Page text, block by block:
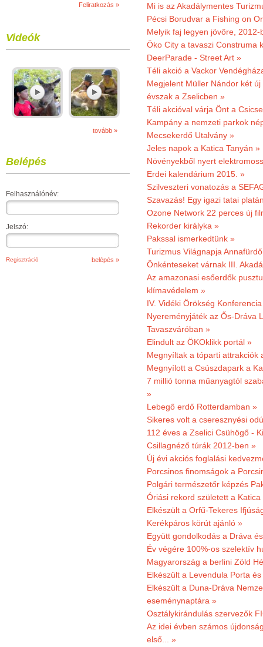
Videók
tovább »
Belépés
Felhasználónév:
Jelszó:
Regisztráció
Mi is az Akadálymentes
Pécsi Borudvar a Fishing on
Melyik faj legyen jövőre,
Öko City a tavaszi Construma
DeerParade - Street Art »
Téli akció a Vackor
Megjelent Müller Nándor két
évszak a Zselicben »
Téli akcióval várja Önt a
Kampány a nemzeti parkok
Mecsekerdő Utalvány »
Jeles napok a Katica Tanyán »
Növényekből nyert
Erdei kalendárium 2015. »
Szilveszteri vonatozás a
Szavazás! Egy igazi tatai
Ozone Network 22 perces új
Rekorder királyka »
Pakssal ismerkedtünk »
Turizmus Világnapja
Önkénteseket várnak III.
Az amazonasi esőerdők
klímavédelem »
IV. Vidéki Örökség
Nyereményjáték az Ős-Dráva
Tavaszváróban »
Elindult az ÖKOklikk portál »
Megnyíltak a tóparti attrakciók
Megnyílott a Csúszdapark a
7 millió tonna műanyagtól
»
Lebegő erdő Rotterdamban »
Sikeres volt a cseresznyési
112 éves a Zselici Csühögő -
Csillagnéző túrák 2012-ben »
Új évi akciós foglalási
Porcsinos finomságok a
Polgári természetőr képzés
Óriási rekord született a Katica
Elkészült a Orfű-Tekeres
Kerékpáros körút ajánló »
Együtt gondolkodás a Dráva
Év végére 100%-os szelektív
Magyarország a berlini Zöld
Elkészült a Levendula Porta
Elkészült a Duna-Dráva
eseménynaptára »
Osztálykirándulás szervezők
Az idei évben számos
első... »